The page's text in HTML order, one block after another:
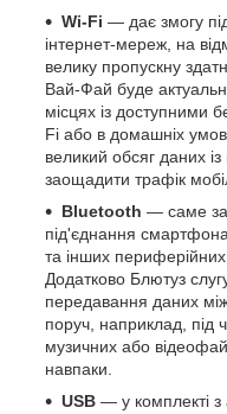
Wi-Fi — дає змогу
інтернет-мереж, на
велику пропускну
Вай-Фай буде
місцях із доступними
Fi або в домашніх
великий обсяг даних
заощадити трафік
Bluetooth — саме за
під'єднання
та інших периферійних
Додатково Блютуз
передавання даних
поруч, наприклад, під
музичних або
навпаки.
USB — у комплекті з